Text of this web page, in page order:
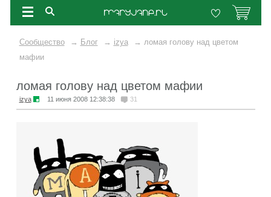
Сообщество → Блог → izya → ломая голову над цветом
мафии
ломая голову над цветом мафии
izya 11 июня 2008 12:38:38 31